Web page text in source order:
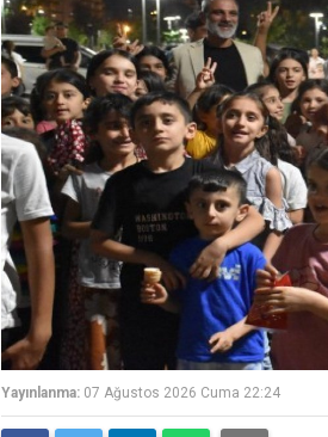
Yayınlanma: 07 Ağustos 2026 Cuma 22:24